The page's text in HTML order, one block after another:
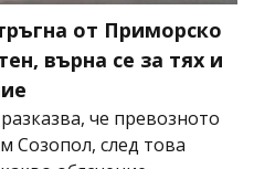
от Приморско
върна се за тях и
че превозното
Созопол, след това